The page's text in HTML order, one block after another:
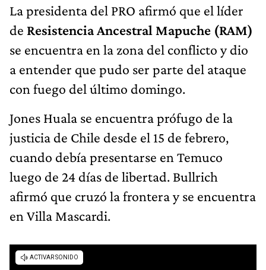
La presidenta del PRO afirmó que el líder
de Resistencia Ancestral Mapuche (RAM)
se encuentra en la zona del conflicto y dio
a entender que pudo ser parte del ataque
con fuego del último domingo.
Jones Huala se encuentra prófugo de la
justicia de Chile desde el 15 de febrero,
cuando debía presentarse en Temuco
luego de 24 días de libertad. Bullrich
afirmó que cruzó la frontera y se encuentra
en Villa Mascardi.